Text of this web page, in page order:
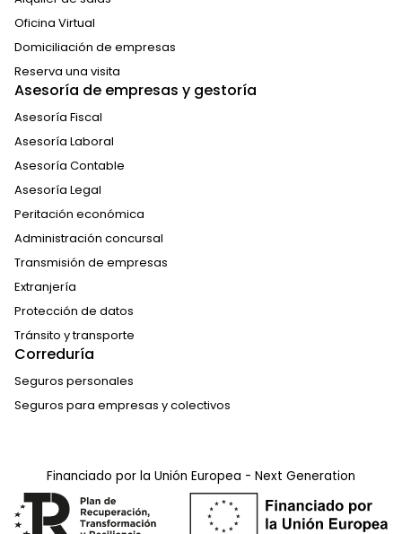
Oficina Virtual
Domiciliación de empresas
Reserva una visita
Asesoría de empresas y gestoría
Asesoría Fiscal
Asesoría Laboral
Asesoría Contable
Asesoría Legal
Peritación económica
Administración concursal
Transmisión de empresas
Extranjería
Protección de datos
Tránsito y transporte
Correduría
Seguros personales
Seguros para empresas y colectivos
Financiado por la Unión Europea - Next Generation